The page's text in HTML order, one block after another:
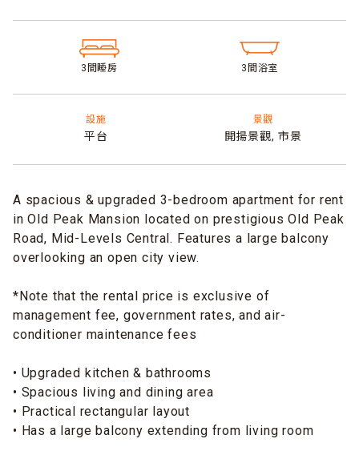
3間睡房​ 3間浴室​
設施
平台
景觀
開揚景觀, 市景
A spacious & upgraded 3-bedroom apartment for rent
in Old Peak Mansion located on prestigious Old Peak
Road, Mid-Levels Central. Features a large balcony
overlooking an open city view.
*Note that the rental price is exclusive of
management fee, government rates, and air-
conditioner maintenance fees
• Upgraded kitchen & bathrooms
• Spacious living and dining area
• Practical rectangular layout
• Has a large balcony extending from living room